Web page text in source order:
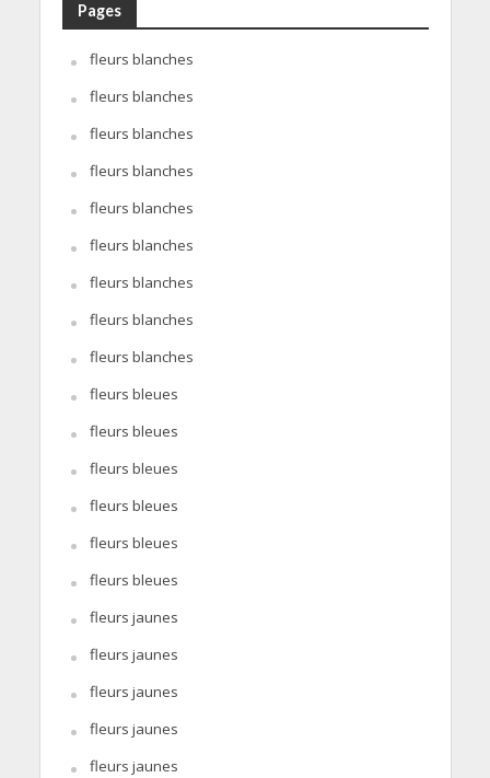
Pages
fleurs blanches
fleurs blanches
fleurs blanches
fleurs blanches
fleurs blanches
fleurs blanches
fleurs blanches
fleurs blanches
fleurs blanches
fleurs bleues
fleurs bleues
fleurs bleues
fleurs bleues
fleurs bleues
fleurs bleues
fleurs jaunes
fleurs jaunes
fleurs jaunes
fleurs jaunes
fleurs jaunes